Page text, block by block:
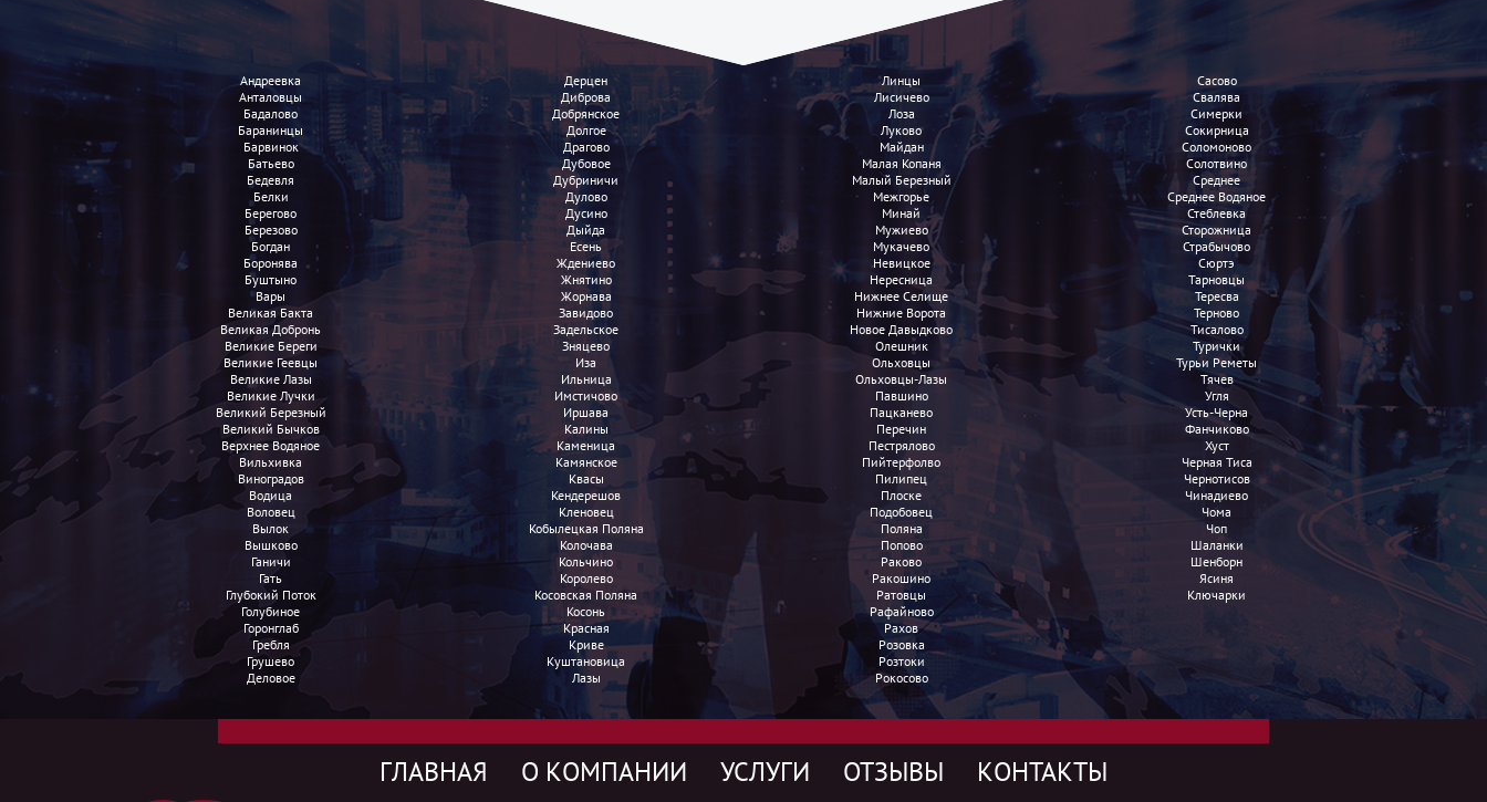
Андреевка
Анталовцы
Бадалово
Баранинцы
Барвинок
Батьево
Бедевля
Белки
Берегово
Березово
Богдан
Боронява
Буштыно
Вары
Великая Бакта
Великая Добронь
Великие Береги
Великие Геевцы
Великие Лазы
Великие Лучки
Великий Березный
Великий Бычков
Верхнее Водяное
Вильхивка
Виноградов
Водица
Воловец
Вылок
Вышково
Ганичи
Гать
Глубокий Поток
Голубиное
Горонглаб
Гребля
Грушево
Деловое
Дерцен
Диброва
Добрянское
Долгое
Драгово
Дубовое
Дубриничи
Дулово
Дусино
Дыйда
Есень
Ждениево
Жнятино
Жорнава
Завидово
Задельское
Зняцево
Иза
Ильница
Имстичово
Иршава
Калины
Каменица
Камянское
Квасы
Кендерешов
Кленовец
Кобылецкая Поляна
Колочава
Кольчино
Королево
Косовская Поляна
Косонь
Красная
Криве
Куштановица
Лазы
Линцы
Лисичево
Лоза
Луково
Майдан
Малая Копаня
Малый Березный
Межгорье
Минай
Мужиево
Мукачево
Невицкое
Нересница
Нижнее Селище
Нижние Ворота
Новое Давыдково
Олешник
Ольховцы
Ольховцы-Лазы
Павшино
Пацканево
Перечин
Пестрялово
Пийтерфолво
Пилипец
Плоске
Подобовец
Поляна
Попово
Раково
Ракошино
Ратовцы
Рафайново
Рахов
Розовка
Розтоки
Рокосово
Сасово
Свалява
Симерки
Сокирница
Соломоново
Солотвино
Среднее
Среднее Водяное
Стеблевка
Сторожница
Страбычово
Сюртэ
Тарновцы
Тересва
Терново
Тисалово
Турички
Турьи Реметы
Тячев
Угля
Усть-Черна
Фанчиково
Хуст
Черная Тиса
Чернотисов
Чинадиево
Чома
Чоп
Шаланки
Шенборн
Ясиня
Ключарки
ГЛАВНАЯ О КОМПАНИИ УСЛУГИ ОТЗЫВЫ КОНТАКТЫ